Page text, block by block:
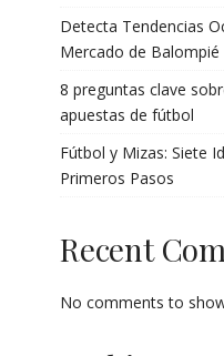
Detecta Tendencias
Mercado de Balompié
8 preguntas clave
apuestas de fútbol
Fútbol y Mizas: Siete
Primeros Pasos
Recent
No comments to